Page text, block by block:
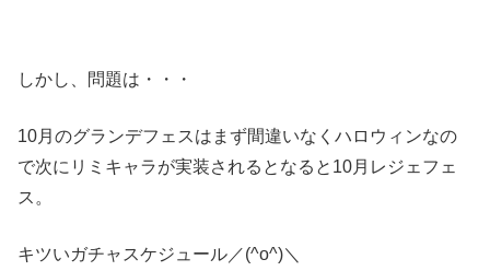
しかし、問題は・・・
10月のグランデフェスはまず間違いなくハロウィンなの
で次にリミキャラが実装されるとなると10月レジェフェ
ス。
キツいガチャスケジュール／(^o^)＼